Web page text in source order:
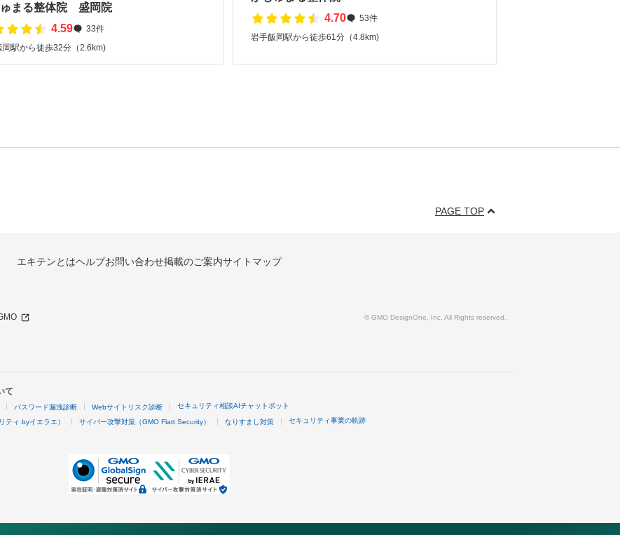
まる整体院 盛岡院
4.59
33件
岡駅から徒歩32分（2.6km)
4.70
53件
岩手飯岡駅から徒歩61分（4.8km)
PAGE TOP
エキテンとはヘルプお問い合わせ掲載のご案内サイトマップ
© GMO DesignOne, Inc. All Rights reserved.
て
パスワード漏洩診断 Webサイトリスク診断 セキュリティ相談AIチャットボット
ティ byイエラエ） サイバー攻撃対策（GMO Flatt Security） なりすまし対策 セキュリティ事業の軌跡